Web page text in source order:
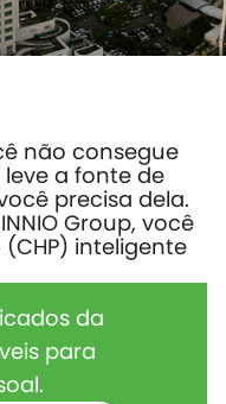
não consegue
a fonte de
precisa dela.
Group, você
inteligente
da
para